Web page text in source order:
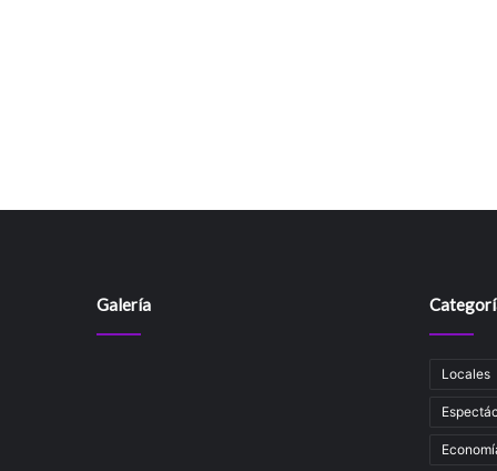
Galería
Locales